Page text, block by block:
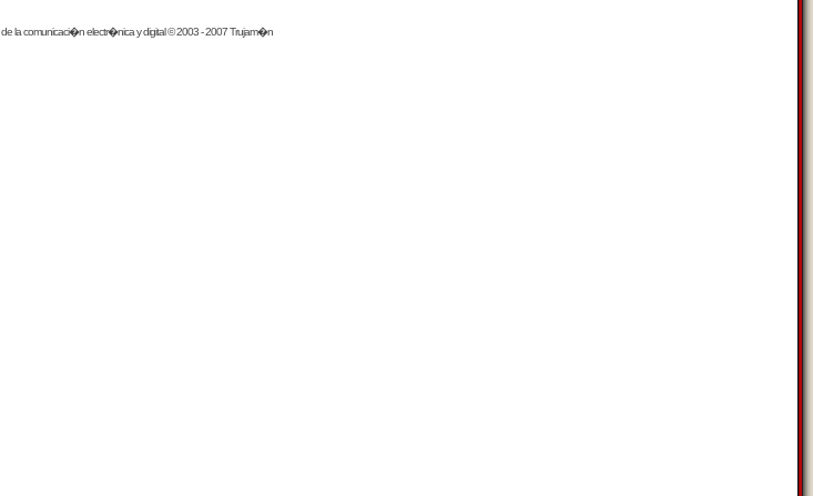
de la comunicaci�n electr�nica y digital © 2003 - 2007 Trujam�n